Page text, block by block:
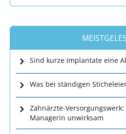
Sind kurze Implantate eine
Was bei ständigen
Zahnärzte-
Managerin unwirksam